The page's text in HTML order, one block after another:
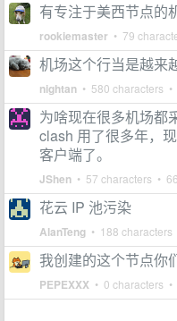
有专注于美西节点的
rookiemaster • 79
机场这个行当是越来
nightan • 580 characters
为啥现在很多机场都
clash 用了很多年，
客户端了。
JShen • 57 characters •
花云 IP 池污染
AlanTeng • 188
我创建的这个节点你
PEPEXXX • 0 characters